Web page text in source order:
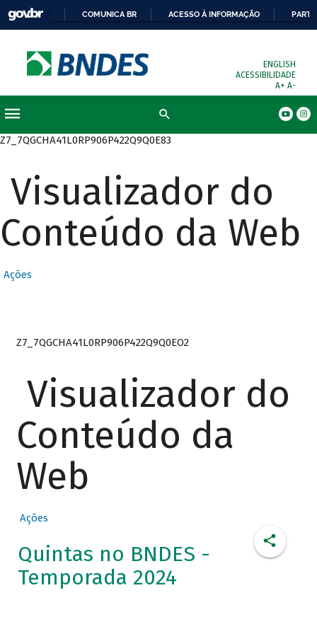
COMUNICA BR ACESSO À INFORMAÇÃO
ENGLISH
ACESSIBILIDADE
A+ A-
Z7_7QGCHA41L0RP906P422Q9Q0E83
Visualizador do
Conteúdo da Web
Ações
Z7_7QGCHA41L0RP906P422Q9Q0EO2
Visualizador do
Conteúdo da
Web
Ações
Quintas no BNDES -
Temporada 2024